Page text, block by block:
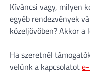
Kíváncsi vagy, milyen
egyéb rendezvények
közeljövőben? Akkor a
Ha szeretnél
velünk a kapcsolatot